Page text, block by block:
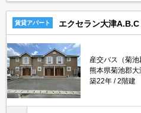
賃貸アパート エクセラン大津A.B.C
産交バス（菊
熊本県菊池郡
築22年
2階建